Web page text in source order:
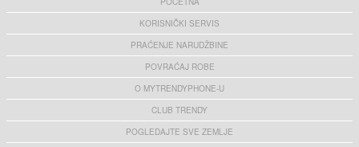
KORISNIČKI SERVIS
PRAĆENJE NARUDŽBINE
POVRAĆAJ ROBE
O MYTRENDYPHONE-U
CLUB TRENDY
POGLEDAJTE SVE ZEMLJE